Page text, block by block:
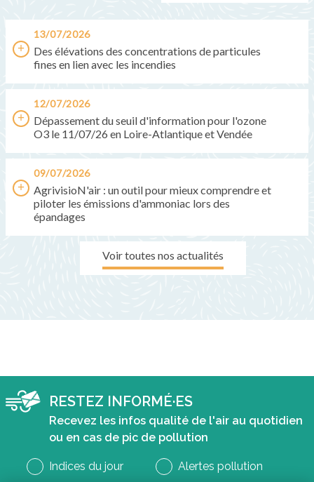
13/07/2026
Des élévations des concentrations de particules
fines en lien avec les incendies
12/07/2026
Dépassement du seuil d'information pour l'ozone
O3 le 11/07/26 en Loire-Atlantique et Vendée
09/07/2026
AgrivisioN'air : un outil pour mieux comprendre et
piloter les émissions d'ammoniac lors des
épandages
Voir toutes nos actualités
RESTEZ INFORMÉ·ES
Recevez les infos qualité de l'air au quotidien
ou en cas de pic de pollution
Indices du jour Alertes pollution